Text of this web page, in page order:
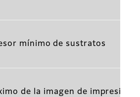
mínimo de sustratos
de la imagen de impresión